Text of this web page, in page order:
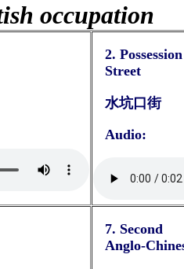
occupation
2. Possession
Street
水坑口街
Audio:
7. Second
Anglo-